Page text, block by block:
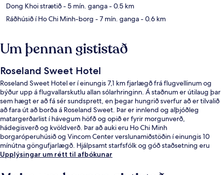
Dong Khoi strætið- 5 mín. ganga- 0.5 km
Ráðhúsið í Ho Chi Minh-borg - 7 mín. ganga- 0.6 km
Um þennan gististað
Roseland Sweet Hotel
Roseland Sweet Hotel er í einungis 7,1 km fjarlægð frá flugvellinum og
býður upp á flugvallarskutlu allan sólarhringinn. Á staðnum er útilaug þar
sem hægt er að fá sér sundsprett, en þegar hungrið sverfur að er tilvalið
að fara út að borða á Roseland Sweet. Þar er innlend og alþjóðleg
matargerðarlist í hávegum höfð og opið er fyrir morgunverð,
hádegisverð og kvöldverð. Þar að auki eru Ho Chi Minh
borgaróperuhúsið og Vincom Center verslunamiðstöðin í einungis 10
mínútna göngufjarlægð. Hjálpsamt starfsfólk og góð staðsetning eru
meðal helstu kosta gististaðarins að mati ferðamanna sem hafa heimsótt
lestarstöðin er í 6 mínútna göngufjarlægð og Ba Son-lestarstöðin í 13
Upplýsingar um rétt til afbókunar